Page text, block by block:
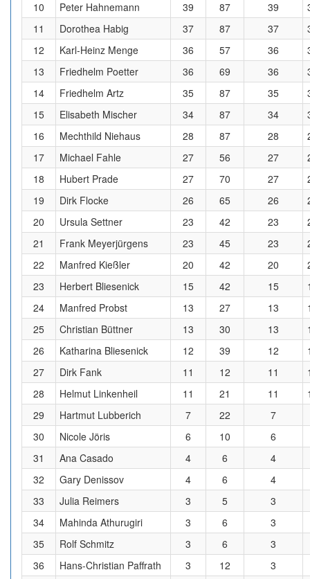
10
Peter Hahnemann 39 87 39
11
Dorothea Habig 37 87 37
12
Karl-Heinz Menge 36 57 36
13
Friedhelm Poetter 36 69 36
14
Friedhelm Artz 35 87 35
15
Elisabeth Mischer 34 87 34
16
Mechthild Niehaus 28 87 28
17
Michael Fahle 27 56 27
18
Hubert Prade 27 70 27
19
Dirk Flocke 26 65 26
20
Ursula Settner 23 42 23
21
Frank Meyerjürgens 23 45 23
22
Manfred Kießler 20 42 20
23
Herbert Bliesenick 15 42 15
24
Manfred Probst 13 27 13
25
Christian Büttner 13 30 13
26
Katharina Bliesenick 12 39 12
27
Dirk Fank 11 12 11
28
Helmut Linkenheil 11 21 11
29
Hartmut Lubberich 7 22 7
30
Nicole Jöris 6 10 6
31
Ana Casado 4 6 4
32
Gary Denissov 4 6 4
33
Julia Reimers 3 5 3
34
Mahinda Athurugiri 3 6 3
35
Rolf Schmitz 3 6 3
36
Hans-Christian Paffrath 3 12 3